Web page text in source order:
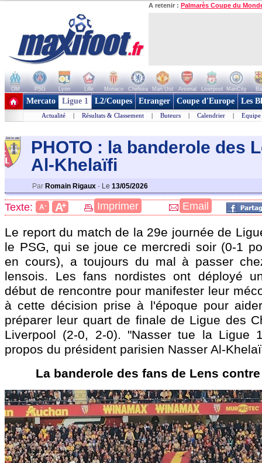
A retenir : Palmarès Coupe du
OM PSG Lyon Lille Monaco Chelsea Man Utd Arsenal Liverpool ManCity
+ de clubs
Mercato Ligue 1 L2/Coupes Etranger Coupe d'Europe Les
Actualité | Résultats & Classement | Buteurs | Calendrier | Equipe
PHOTO : la banderole des
Al-Khelaïfi
Par Romain Rigaux - Le 13/05/2026
Texte: A- A+ Imprimer Email
Le report du match de la 29e journée de
le PSG, qui se joue ce mercredi soir (0-1
en cours), a toujours du mal à passer
lensois. Les fans nordistes ont déployé
début de rencontre pour manifester leur
à cette décision prise à l'époque pour
préparer leur quart de finale de Ligue des
Liverpool (2-0, 2-0). "Nasser tue la Ligue
propos du président parisien Nasser Al-
La banderole des fans de Lens